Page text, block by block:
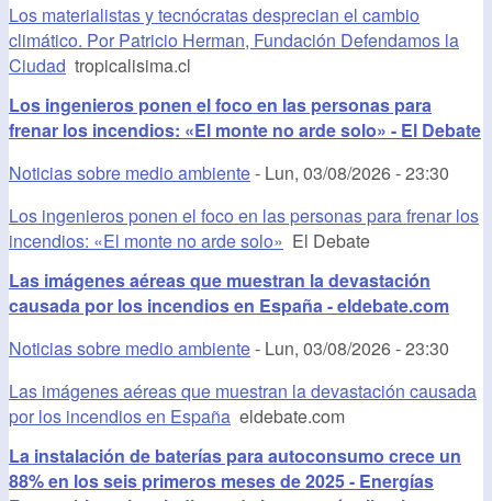
Los materialistas y tecnócratas desprecian el cambio
climático. Por Patricio Herman, Fundación Defendamos la
Ciudad tropicalisima.cl
Los ingenieros ponen el foco en las personas para
frenar los incendios: «El monte no arde solo» - El Debate
Noticias sobre medio ambiente- Lun, 03/08/2026 - 23:30
Los ingenieros ponen el foco en las personas para frenar los
incendios: «El monte no arde solo» El Debate
Las imágenes aéreas que muestran la devastación
causada por los incendios en España - eldebate.com
Noticias sobre medio ambiente- Lun, 03/08/2026 - 23:30
Las imágenes aéreas que muestran la devastación causada
por los incendios en España eldebate.com
La instalación de baterías para autoconsumo crece un
88% en los seis primeros meses de 2025 - Energías